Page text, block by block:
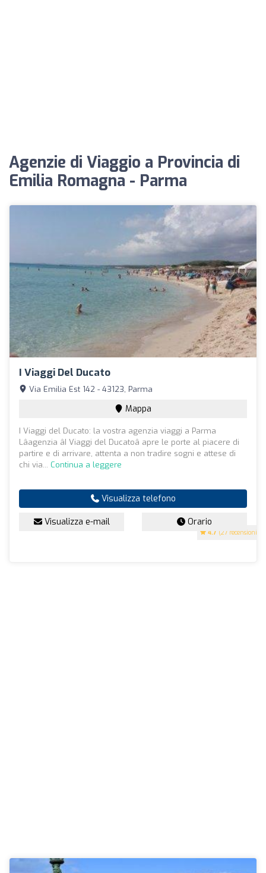
Agenzie di Viaggio a Provincia di
Emilia Romagna - Parma
I Viaggi Del Ducato
4.7 (27 recensioni)
Via Emilia Est 142 - 43123, Parma
Mappa
I Viaggi del Ducato: la vostra agenzia viaggi a Parma
Lâagenzia âI Viaggi del Ducatoâ apre le porte al piacere di
partire e di arrivare, attenta a non tradire sogni e attese di
chi via... Continua a leggere
Visualizza telefono
Visualizza e-mail Orario